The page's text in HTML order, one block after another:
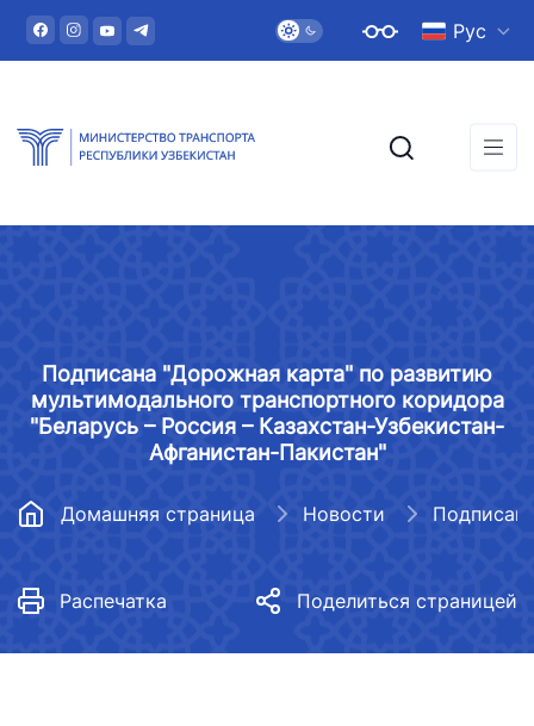
Рус
Подписана "Дорожная карта" по развитию
мультимодального транспортного коридора
"Беларусь – Россия – Казахстан-Узбекистан-
Афганистан-Пакистан"
Домашняя страница Новости
Распечатка Поделиться страницей